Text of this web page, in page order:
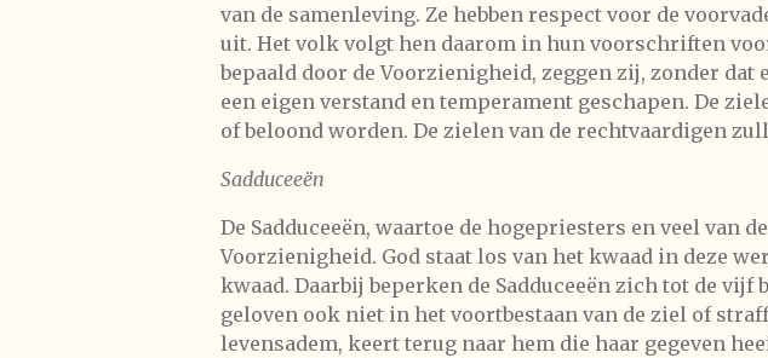
van de samenleving. Ze hebben respect voor de
uit. Het volk volgt hen daarom in hun voorschriften
bepaald door de Voorzienigheid, zeggen zij, zonder
een eigen verstand en temperament geschapen. De
of beloond worden. De zielen van de rechtvaardigen
Sadduceeën
De Sadduceeën, waartoe de hogepriesters en veel van
Voorzienigheid. God staat los van het kwaad in deze
kwaad. Daarbij beperken de Sadduceeën zich tot de
geloven ook niet in het voortbestaan van de ziel of
levensadem, keert terug naar hem die haar gegeven